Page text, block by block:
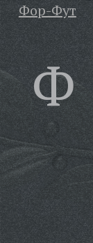
Фор-Фут
Ф